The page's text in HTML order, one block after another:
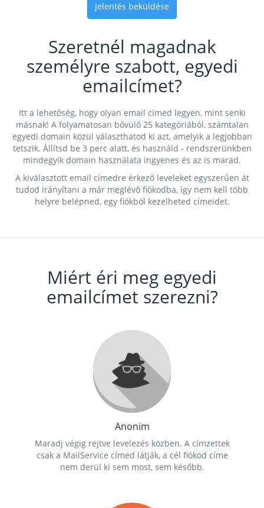
Jelentés beküldése
Szeretnél magadnak
személyre szabott, egyedi
emailcímet?
Itt a lehetőség, hogy olyan email címed legyen, mint senki
másnak! A folyamatosan bővülő 25 kategóriából, számtalan
egyedi domain közül választhatod ki azt, amelyik a legjobban
tetszik. Állítsd be 3 perc alatt, és használd - rendszerünkben
mindegyik domain használata ingyenes és az is marad.
A kiválasztott email címedre érkező leveleket egyszerűen át
tudod irányítani a már meglévő fiókodba, így nem kell több
helyre belépned, egy fiókból kezelheted címeidet.
Miért éri meg egyedi
emailcímet szerezni?
Anonim
Maradj végig rejtve levelezés közben. A címzettek
csak a MailService címed látják, a cél fiókod címe
nem derül ki sem most, sem később.